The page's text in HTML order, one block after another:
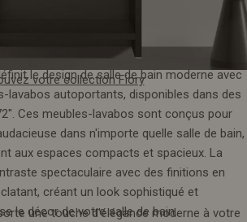
votre collection Fiory
le design de salle de bain moderne avec
lavabos autoportants, disponibles dans des
Ces meubles-lavabos sont conçus pour
dans n'importe quelle salle de bain,
aux espaces compacts et spacieux. La
spectaculaire avec des finitions en
créant un look sophistiqué et
le décor de votre salle de bain.
une touche d'élégance moderne à votre